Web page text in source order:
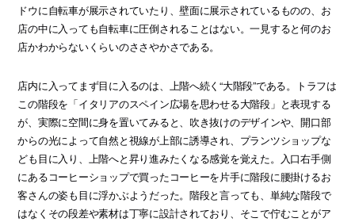
ドウに自転車が展示されていたり、壁面に展示されているものの、お
店の中に入っても自転車に圧倒されることはない。一見すると何のお
店かわからないくらいのささやかさである。
店内に入ってまず目に入るのは、上階へ続く“大階段”である。トラフは
この階段を「イタリアのスペイン広場を思わせる大階段」と表現する
が、実際に空間に身を置いてみると、吹き抜けのデザインや、開口部
からの光によって自然と視線が上部に誘導され、プランツショップな
ども目に入り、上階へと昇り進みたくなる感覚を覚えた。入口右手側
にあるコーヒーショップで買ったコーヒーを片手に階段に腰掛けるお
客さんの姿も目に浮かぶようだった。階段と言っても、単純な階段で
はなくその段差や素材は丁寧に設計されており、そこで佇むことがア